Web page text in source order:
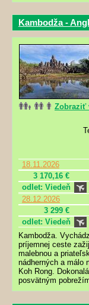
Kambodža -
Zobraziť
18.11.2026
3 170,16 €
odlet: Viedeň
28.12.2026
3 299 €
odlet: Viedeň
Kambodža.
príjemnej ceste
malebnou a
nádherných a málo
Koh Rong.
posvätným